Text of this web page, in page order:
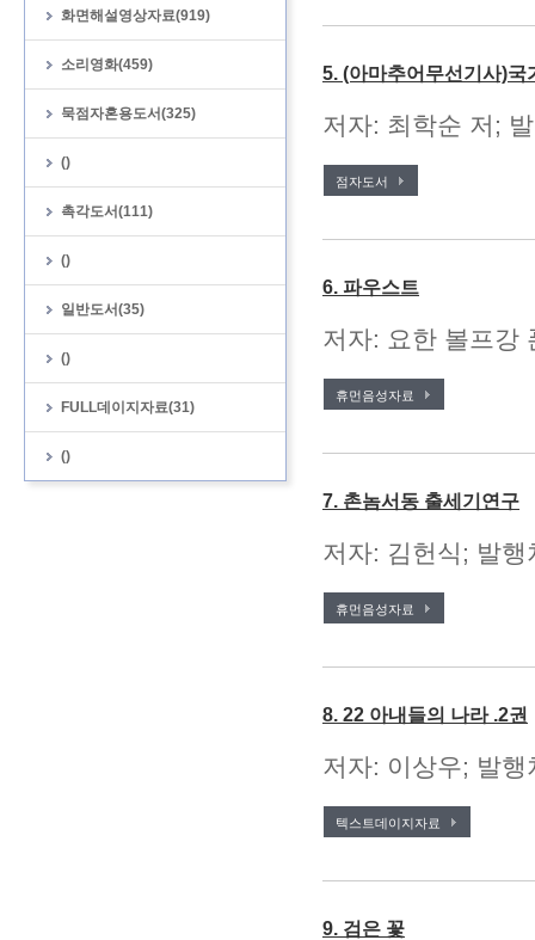
화면해설영상자료(919)
소리영화(459)
묵점자혼용도서(325)
()
촉각도서(111)
()
일반도서(35)
()
FULL데이지자료(31)
()
5. (아마추어무선기사)국
저자: 최학순 저;
점자도서
6. 파우스트
저자: 요한 볼프강
휴먼음성자료
7. 촌놈서동 출세기연구
저자: 김헌식; 발
휴먼음성자료
8. 22 아내들의 나라 .2권
저자: 이상우; 발
텍스트데이지자료
9. 검은 꽃